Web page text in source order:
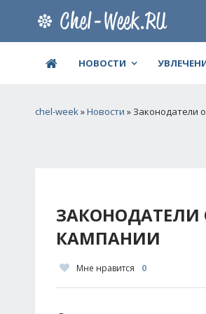
НОВОСТИ
chel-week»Новости » Законодатели
КАМПАНИИ
Мне нравится 0